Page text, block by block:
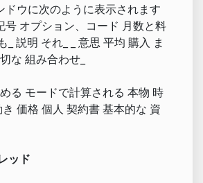
ドウに次のように表示されます
号 オプション、コード 月数と料
_ 説明 それ_ _ 意思 平均 購入 ま
な 組み合わせ_
る モードで計算される 本物 時
価格 個人 契約書 基本的な 資
ッド